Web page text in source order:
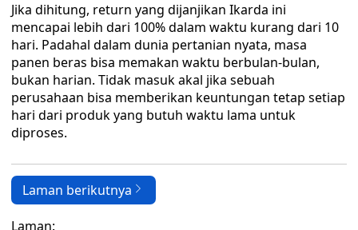
Jika dihitung, return yang dijanjikan Ikarda ini
mencapai lebih dari 100% dalam waktu kurang dari 10
hari. Padahal dalam dunia pertanian nyata, masa
panen beras bisa memakan waktu berbulan-bulan,
bukan harian. Tidak masuk akal jika sebuah
perusahaan bisa memberikan keuntungan tetap setiap
hari dari produk yang butuh waktu lama untuk
diproses.
Laman berikutnya
Laman: